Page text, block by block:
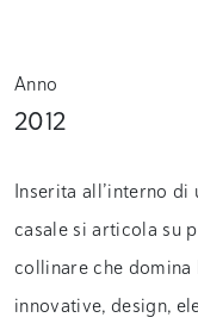
Anno
2012
Inserita all’interno
casale si articola su
collinare che
innovative, design,